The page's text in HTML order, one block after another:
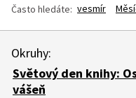
Často hledáte: vesmír
Okruhy:
Světový den knihy:
vášeň